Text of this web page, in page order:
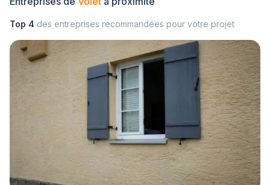
Top 4 des entreprises recommandées pour votre projet